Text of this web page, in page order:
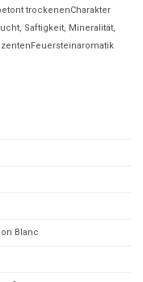
trockenenCharakter
Saftigkeit, Mineralität,
Blanc